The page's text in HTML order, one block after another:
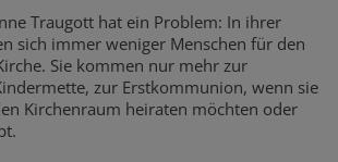
Traugott hat ein Problem: In ihrer
sich immer weniger Menschen für den
Sie kommen nur mehr zur
zur Erstkommunion, wenn sie
Kirchenraum heiraten möchten oder